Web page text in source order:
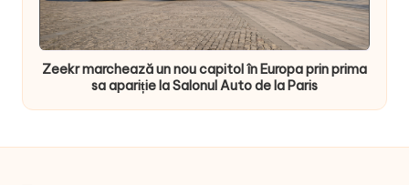
Zeekr marchează un nou capitol în Europa prin prima
sa apariție la Salonul Auto de la Paris